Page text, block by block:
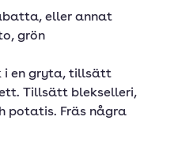
eller annat
grön
i en gryta, tillsätt
Tillsätt blekselleri,
potatis. Fräs några